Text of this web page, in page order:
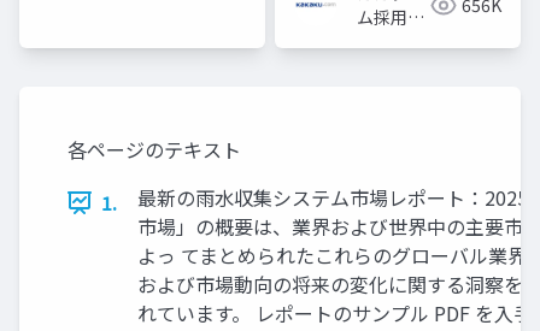
ム採用担
656K
各ページのテキスト
1.
最新の雨水収集システム市場レポート：2025
市場」の概要は、業界および世界中の主要市
よっ てまとめられたこれらのグローバル業
および市場動向の将来の変化に関する洞察を
れています。 レポートのサンプル PDF を